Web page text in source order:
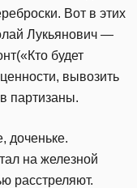
Вот в этих
Лукьянович —
будет
вывозить
партизаны.
доченьке.
на железной
расстреляют.